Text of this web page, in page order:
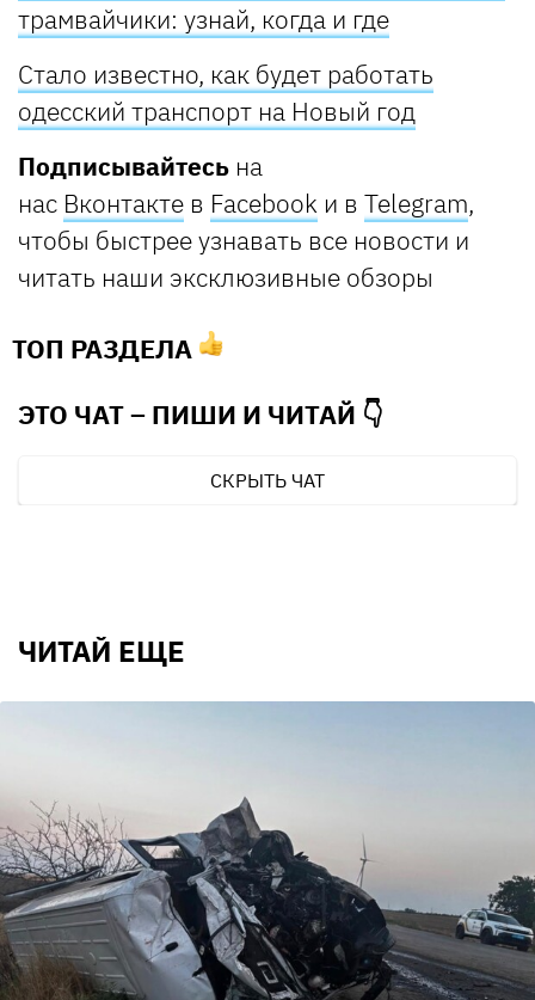
трамвайчики: узнай, когда и где
Стало известно, как будет работать
одесский транспорт на Новый год
Подписывайтесь на
нас Вконтакте в Facebook и в Telegram,
чтобы быстрее узнавать все новости и
читать наши эксклюзивные обзоры
ТОП РАЗДЕЛА
ЭТО ЧАТ – ПИШИ И ЧИТАЙ 👇
СКРЫТЬ ЧАТ
ЧИТАЙ ЕЩЕ